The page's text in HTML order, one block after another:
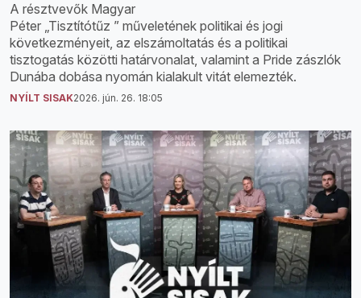
A résztvevők Magyar
Péter „Tisztítótűz ” műveletének politikai és jogi
következményeit, az elszámoltatás és a politikai
tisztogatás közötti határvonalat, valamint a Pride zászlók
Dunába dobása nyomán kialakult vitát elemezték.
NYÍLT SISAK2026. jún. 26. 18:05